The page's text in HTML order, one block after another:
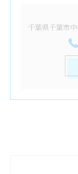
千葉県千葉市